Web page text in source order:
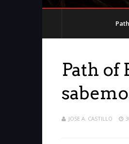
Path of
JOSE A. CASTILLO